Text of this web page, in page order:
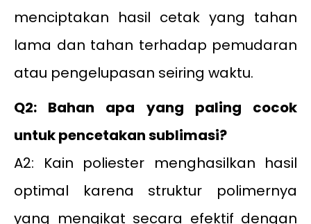
menciptakan hasil cetak yang tahan
lama dan tahan terhadap pemudaran
atau pengelupasan seiring waktu.
Q2: Bahan apa yang paling cocok
untuk pencetakan sublimasi?
A2: Kain poliester menghasilkan hasil
optimal karena struktur polimernya
yang mengikat secara efektif dengan